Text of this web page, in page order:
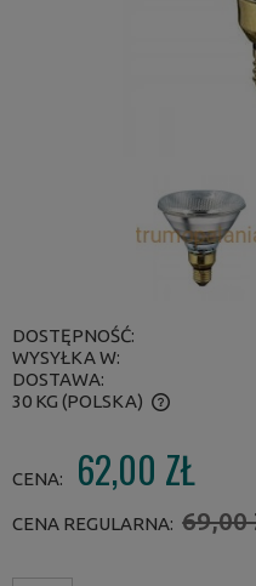
DOSTĘPNOŚĆ:
WYSYŁKA W:
DOSTAWA:
30 KG (POLSKA)
CENA NIE ZAWIERA
CENA: 62,00 ZŁ
CENA REGULARNA: 69,00